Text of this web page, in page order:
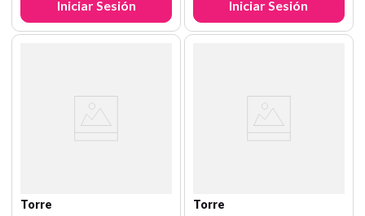
Iniciar Sesión
Iniciar Sesión
Torre Torre